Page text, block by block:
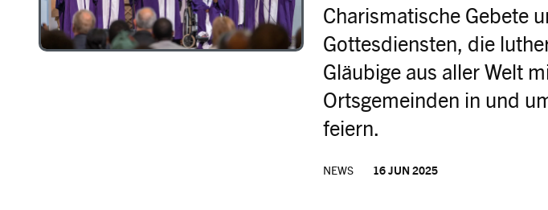
Charismatische Gebete
Gottesdiensten, die
Gläubige aus aller Welt
Ortsgemeinden in und
feiern.
NEWS 16 JUN 2025